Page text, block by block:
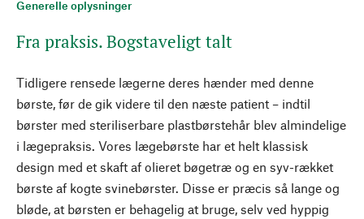
Generelle oplysninger
Fra praksis. Bogstaveligt talt
Tidligere rensede lægerne deres hænder med denne
børste, før de gik videre til den næste patient – indtil
børster med steriliserbare plastbørstehår blev almindelige
i lægepraksis. Vores lægebørste har et helt klassisk
design med et skaft af olieret bøgetræ og en syv-rækket
børste af kogte svinebørster. Disse er præcis så lange og
bløde, at børsten er behagelig at bruge, selv ved hyppig